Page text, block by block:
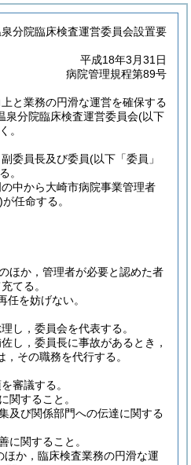
分院臨床検査運営委員会設置要
平成18年3月31日
病院管理規程第89号
と業務の円滑な運営を確保する
泉分院臨床検査運営委員会(以下
。
委員長及び委員(以下「委員」
。
中から大崎市病院事業管理者
が任命する。
ほか，管理者が必要と認めた者
てる。
任を妨げない。
し，委員会を代表する。
し，委員長に事故があるとき，
その職務を代行する。
審議する。
関すること。
及び関係部門への伝達に関する
に関すること。
ほか，臨床検査業務の円滑な運